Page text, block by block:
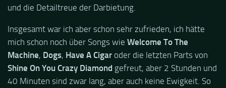
und die Detailtreue der Darbietung.
Insgesamt war ich aber schon sehr zufrieden, ich hätte
mich schon noch über Songs wie Welcome To The
Machine, Dogs, Have A Cigar oder die letzten Parts von
Shine On You Crazy Diamond gefreut, aber 2 Stunden und
40 Minuten sind zwar lang, aber auch keine Ewigkeit. So